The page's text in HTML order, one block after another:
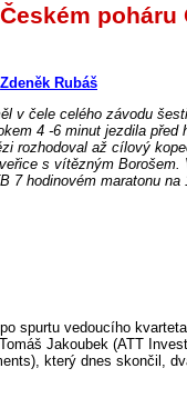
poháru
Zdeněk Rubáš
v čele celého závodu
4 -6 minut jezdila před
rozhodoval až cílový
s vítězným Borošem.
7 hodinovém maratonu na
spurtu vedoucího
Jakoubek (ATT
který dnes skončil,